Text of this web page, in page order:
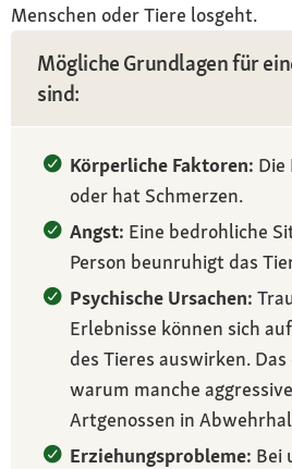
Menschen oder Tiere losgeht.
Mögliche Grundlagen für
sind:
Körperliche Faktoren: Die
oder hat Schmerzen.
Angst: Eine bedrohliche
Person beunruhigt das
Psychische Ursachen:
Erlebnisse können sich
des Tieres auswirken.
warum manche
Artgenossen in
Erziehungsprobleme: Bei